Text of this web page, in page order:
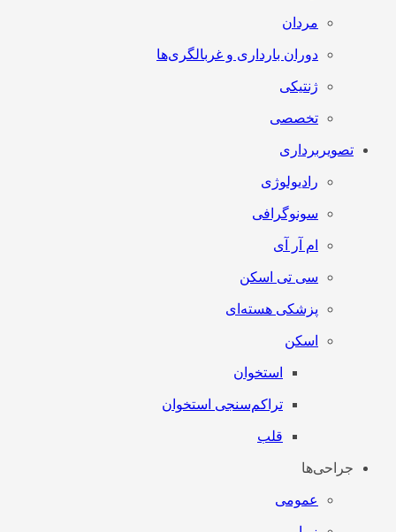
مردان
دوران بارداری و غربالگری‌ها
ژنتیکی
تخصصی
تصویربرداری
رادیولوژی
سونوگرافی
ام آر آی
سی تی اسکن
پزشکی هسته‌ای
اسکن
استخوان
تراکم‌سنجی استخوان
قلب
جراحی‌ها
عمومی